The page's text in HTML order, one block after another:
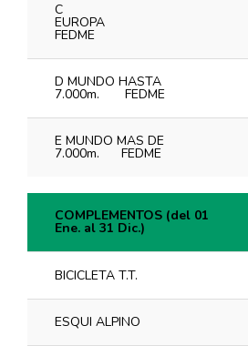
C
EUROPA
FEDME
D MUNDO HASTA
7.000m. FEDME
E MUNDO MAS DE
7.000m. FEDME
COMPLEMENTOS (del 01
Ene. al 31 Dic.)
COMPLEMENTOS (del 01
Ene. al 31 Dic.)
BICICLETA T.T.
ESQUI ALPINO